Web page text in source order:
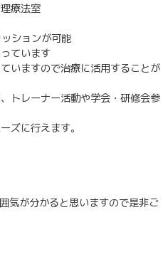
療法室
ションが可能
ています
いますので治療に活用することが
トレーナー活動や学会・研修会参
ズに行えます。
気が分かると思いますので是非ご